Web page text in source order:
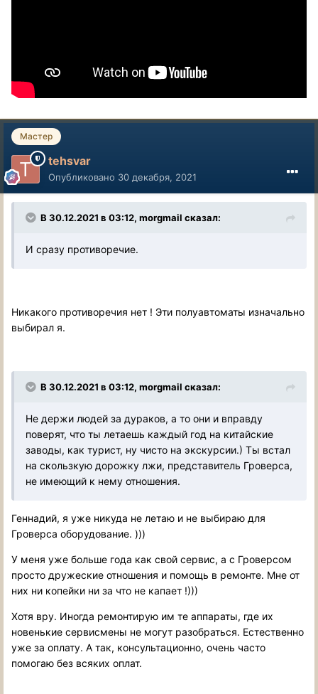
Мастер
tehsvar
Опубликовано 30 декабря, 2021
В 30.12.2021 в 03:12, morgmail сказал:
И сразу противоречие.
Никакого противоречия нет ! Эти полуавтоматы изначально
выбирал я.
В 30.12.2021 в 03:12, morgmail сказал:
Не держи людей за дураков, а то они и вправду
поверят, что ты летаешь каждый год на китайские
заводы, как турист, ну чисто на экскурсии.) Ты встал
на скользкую дорожку лжи, представитель Гроверса,
не имеющий к нему отношения.
Геннадий, я уже никуда не летаю и не выбираю для
Гроверса оборудование. )))
У меня уже больше года как свой сервис, а с Гроверсом
просто дружеские отношения и помощь в ремонте. Мне от
них ни копейки ни за что не капает !)))
Хотя вру. Иногда ремонтирую им те аппараты, где их
новенькие сервисмены не могут разобраться. Естественно
уже за оплату. А так, консультационно, очень часто
помогаю без всяких оплат.